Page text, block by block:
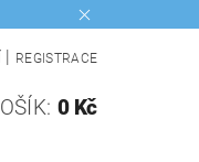
REGISTRACE
0 Kč